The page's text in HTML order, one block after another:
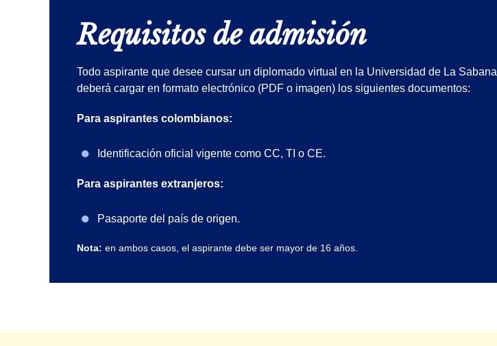
Requisitos de admisión
Todo aspirante que desee cursar un diplomado virtual en la Universidad de La Sabana
deberá cargar en formato electrónico (PDF o imagen) los siguientes documentos:
Para aspirantes colombianos:
Identificación oficial vigente como CC, TI o CE.
Para aspirantes extranjeros:
Pasaporte del país de origen.
Nota: en ambos casos, el aspirante debe ser mayor de 16 años.